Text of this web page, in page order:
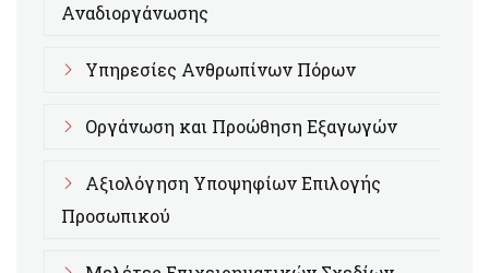
Αναδιοργάνωσης
Υπηρεσίες Ανθρωπίνων Πόρων
Οργάνωση και Προώθηση Εξαγωγών
Αξιολόγηση Υποψηφίων Επιλογής
Προσωπικού